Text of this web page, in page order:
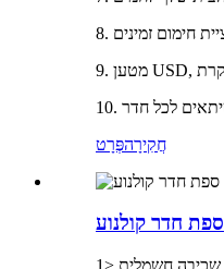
חֲקִירָהפְּרָט
ספת חדר קולנוע